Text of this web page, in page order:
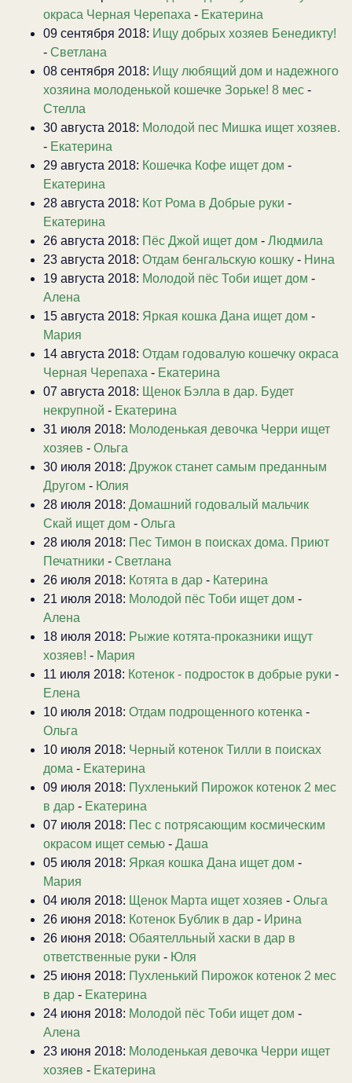
окраса Черная Черепаха - Екатерина
09 сентября 2018: Ищу добрых хозяев Бенедикту!
- Светлана
08 сентября 2018: Ищу любящий дом и надежного
хозяина молоденькой кошечке Зорьке! 8 мес -
Стелла
30 августа 2018: Молодой пес Мишка ищет хозяев.
- Екатерина
29 августа 2018: Кошечка Кофе ищет дом -
Екатерина
28 августа 2018: Кот Рома в Добрые руки -
Екатерина
26 августа 2018: Пёс Джой ищет дом - Людмила
23 августа 2018: Отдам бенгальскую кошку - Нина
19 августа 2018: Молодой пёс Тоби ищет дом -
Алена
15 августа 2018: Яркая кошка Дана ищет дом -
Мария
14 августа 2018: Отдам годовалую кошечку окраса
Черная Черепаха - Екатерина
07 августа 2018: Щенок Бэлла в дар. Будет
некрупной - Екатерина
31 июля 2018: Молоденькая девочка Черри ищет
хозяев - Ольга
30 июля 2018: Дружок станет самым преданным
Другом - Юлия
28 июля 2018: Домашний годовалый мальчик
Скай ищет дом - Ольга
28 июля 2018: Пес Тимон в поисках дома. Приют
Печатники - Светлана
26 июля 2018: Котята в дар - Катерина
21 июля 2018: Молодой пёс Тоби ищет дом -
Алена
18 июля 2018: Рыжие котята-проказники ищут
хозяев! - Мария
11 июля 2018: Котенок - подросток в добрые руки -
Елена
10 июля 2018: Отдам подрощенного котенка -
Ольга
10 июля 2018: Черный котенок Тилли в поисках
дома - Екатерина
09 июля 2018: Пухленький Пирожок котенок 2 мес
в дар - Екатерина
07 июля 2018: Пес с потрясающим космическим
окрасом ищет семью - Даша
05 июля 2018: Яркая кошка Дана ищет дом -
Мария
04 июля 2018: Щенок Марта ищет хозяев - Ольга
26 июня 2018: Котенок Бублик в дар - Ирина
26 июня 2018: Обаятелльный хаски в дар в
ответственные руки - Юля
25 июня 2018: Пухленький Пирожок котенок 2 мес
в дар - Екатерина
24 июня 2018: Молодой пёс Тоби ищет дом -
Алена
23 июня 2018: Молоденькая девочка Черри ищет
хозяев - Екатерина